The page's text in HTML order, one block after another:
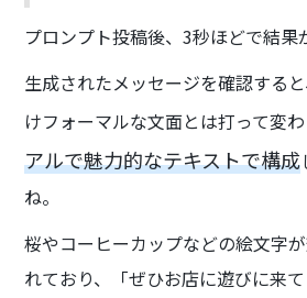
プロンプト投稿後、3秒ほどで結果
生成されたメッセージを確認する
けフォーマルな文面とは打って変
アルで魅力的なテキストで構成
ね。
桜やコーヒーカップなどの絵文字
れており、「ぜひお店に遊びに来